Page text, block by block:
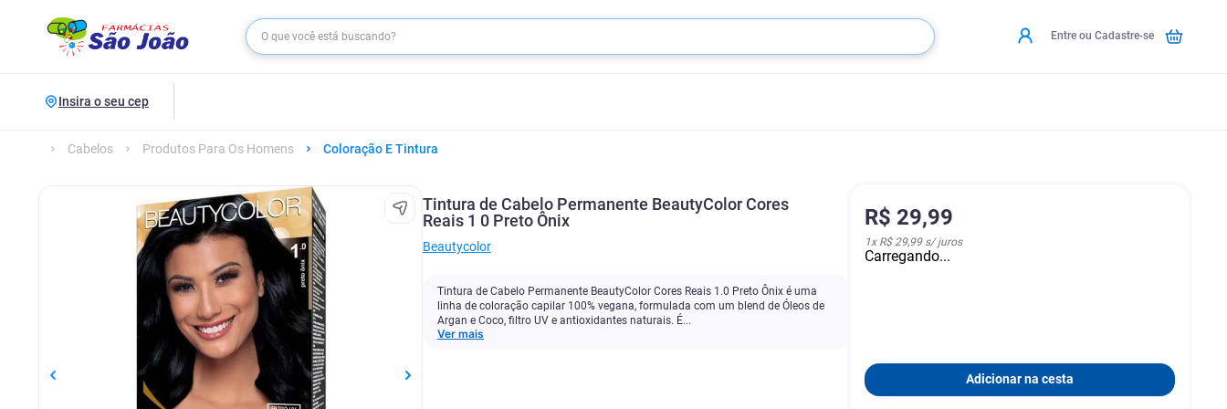
Entre ou Cadastre-se
Insira o seu cep
Cabelos Produtos Para Os Homens Coloração E Tintura
Tintura de Cabelo Permanente BeautyColor Cores
Reais 1 0 Preto Ônix
Beautycolor
Tintura de Cabelo Permanente BeautyColor Cores Reais 1.0 Preto Ônix é uma
linha de coloração capilar 100% vegana, formulada com um blend de Óleos de
Argan e Coco, filtro UV e antioxidantes naturais. É...
Ver mais
R$ 29,99
1x R$ 29,99s/ juros
Carregando...
Adicionar na cesta